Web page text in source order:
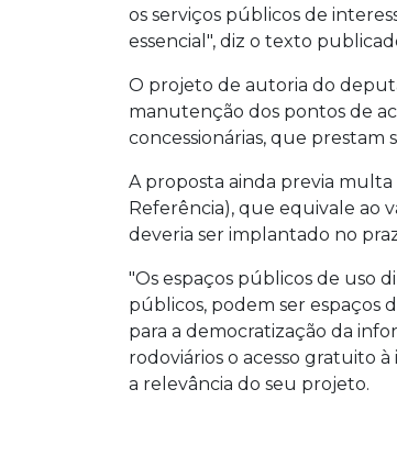
os serviços públicos de
essencial", diz o texto
O projeto de autoria do
manutenção dos pontos de
concessionárias, que prestam
A proposta ainda previa
Referência), que equivale ao
deveria ser implantado no
"Os espaços públicos de uso
públicos, podem ser espaços
para a democratização da
rodoviários o acesso gratuito
a relevância do seu projeto.